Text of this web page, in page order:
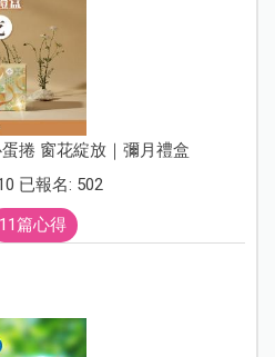
蛋捲 窗花綻放｜彌月禮盒
已報名: 502
11篇心得